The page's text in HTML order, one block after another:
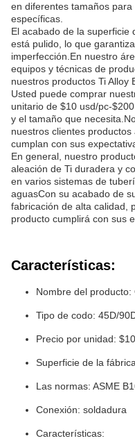
en diferentes tamaños
específicas.
El acabado de la superficie
está pulido, lo que
imperfección.En nuestro
equipos y técnicas de
nuestros productos Ti Alloy
Usted puede comprar
unitario de $10 usd/pc-
y el tamaño que
nuestros clientes
cumplan con sus
En general, nuestro
aleación de Ti duradera y
en varios sistemas de
aguasCon su acabado de
fabricación de alta calidad,
producto cumplirá con sus
Características:
Nombre del producto:
Tipo de codo: 45D/
Precio por unidad:
Superficie de la
Las normas: ASME
Conexión: soldadura
Características: